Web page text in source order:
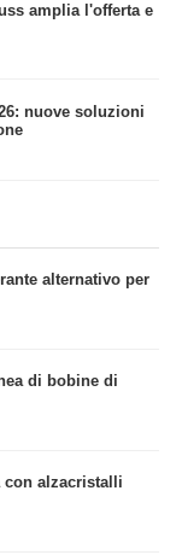
amplia l'offerta e
nuove soluzioni
alternativo per
di bobine di
con alzacristalli